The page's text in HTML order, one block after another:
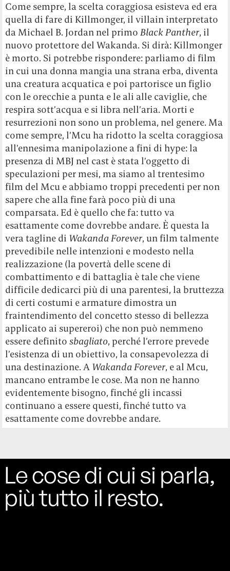
Come sempre, la scelta coraggiosa esisteva ed era
quella di fare di Killmonger, il villain interpretato
da Michael B. Jordan nel primoBlack Panther, il
nuovo protettore del Wakanda. Si dirà: Killmonger
è morto. Si potrebbe rispondere: parliamo di film
in cui una donna mangia una strana erba, diventa
una creatura acquatica e poi partorisce un figlio
con le orecchie a punta e le ali alle caviglie, che
respira sott’acqua e si libra nell’aria. Morti e
resurrezioni non sono un problema, nel genere. Ma
come sempre, l’Mcu ha ridotto la scelta coraggiosa
all’ennesima manipolazione a fini di hype: la
presenza di MBJ nel cast è stata l’oggetto di
speculazioni per mesi, ma siamo al trentesimo
film del Mcu e abbiamo troppi precedenti per non
sapere che alla fine farà poco più di una
comparsata. Ed è quello che fa: tutto va
esattamente come dovrebbe andare. È questa la
vera tagline di Wakanda Forever, un film talmente
prevedibile nelle intenzioni e modesto nella
realizzazione (la povertà delle scene di
combattimento e di battaglia è tale che viene
difficile dedicarci più di una parentesi, la bruttezza
di certi costumi e armature dimostra un
fraintendimento del concetto stesso di bellezza
applicato ai supereroi) che non può nemmeno
essere definitosbagliato, perché l’errore prevede
l’esistenza di un obiettivo, la consapevolezza di
una destinazione. A Wakanda Forever, e al Mcu,
mancano entrambe le cose. Ma non ne hanno
evidentemente bisogno, finché gli incassi
continuano a essere questi, finché tutto va
esattamente come dovrebbe andare.
Le cose di cui si parla,
più tutto il resto.